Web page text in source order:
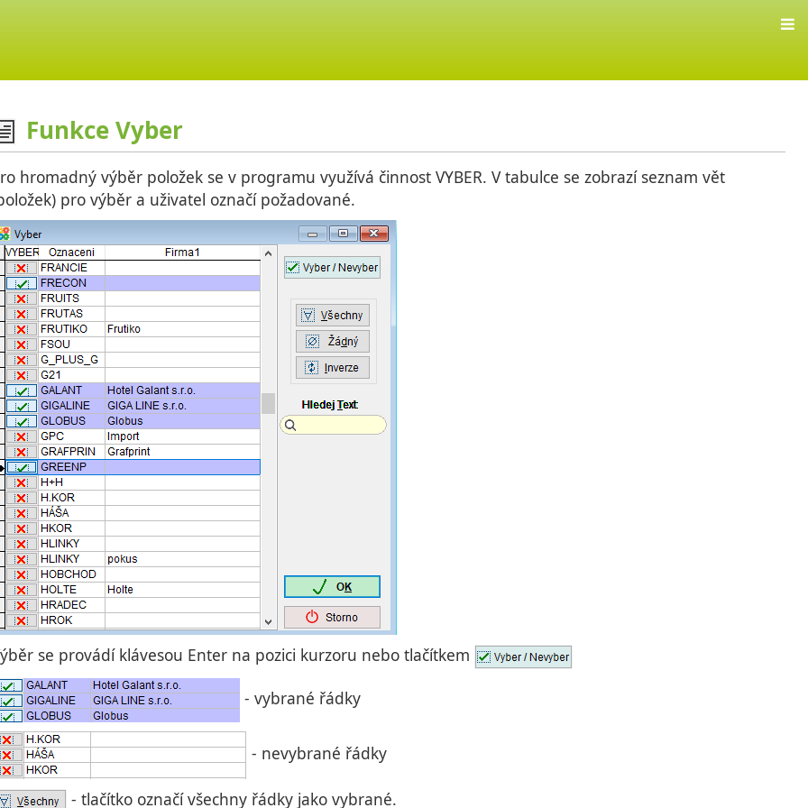
Funkce Vyber
hromadný výběr položek se v programu využívá činnost VYBER. V tabulce se zobrazí seznam vět
pro výběr a uživatel označí požadované.
se provádí klávesou Enter na pozici kurzoru nebo tlačítkem
- vybrané řádky
- nevybrané řádky
- tlačítko označí všechny řádky jako vybrané.